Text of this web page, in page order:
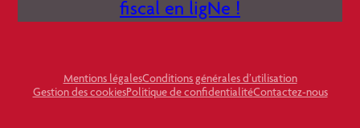
fiscal en ligNe !
Mentions légalesConditions générales d’utilisation
Gestion des cookiesPolitique de confidentialitéContactez-nous